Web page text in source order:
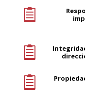


